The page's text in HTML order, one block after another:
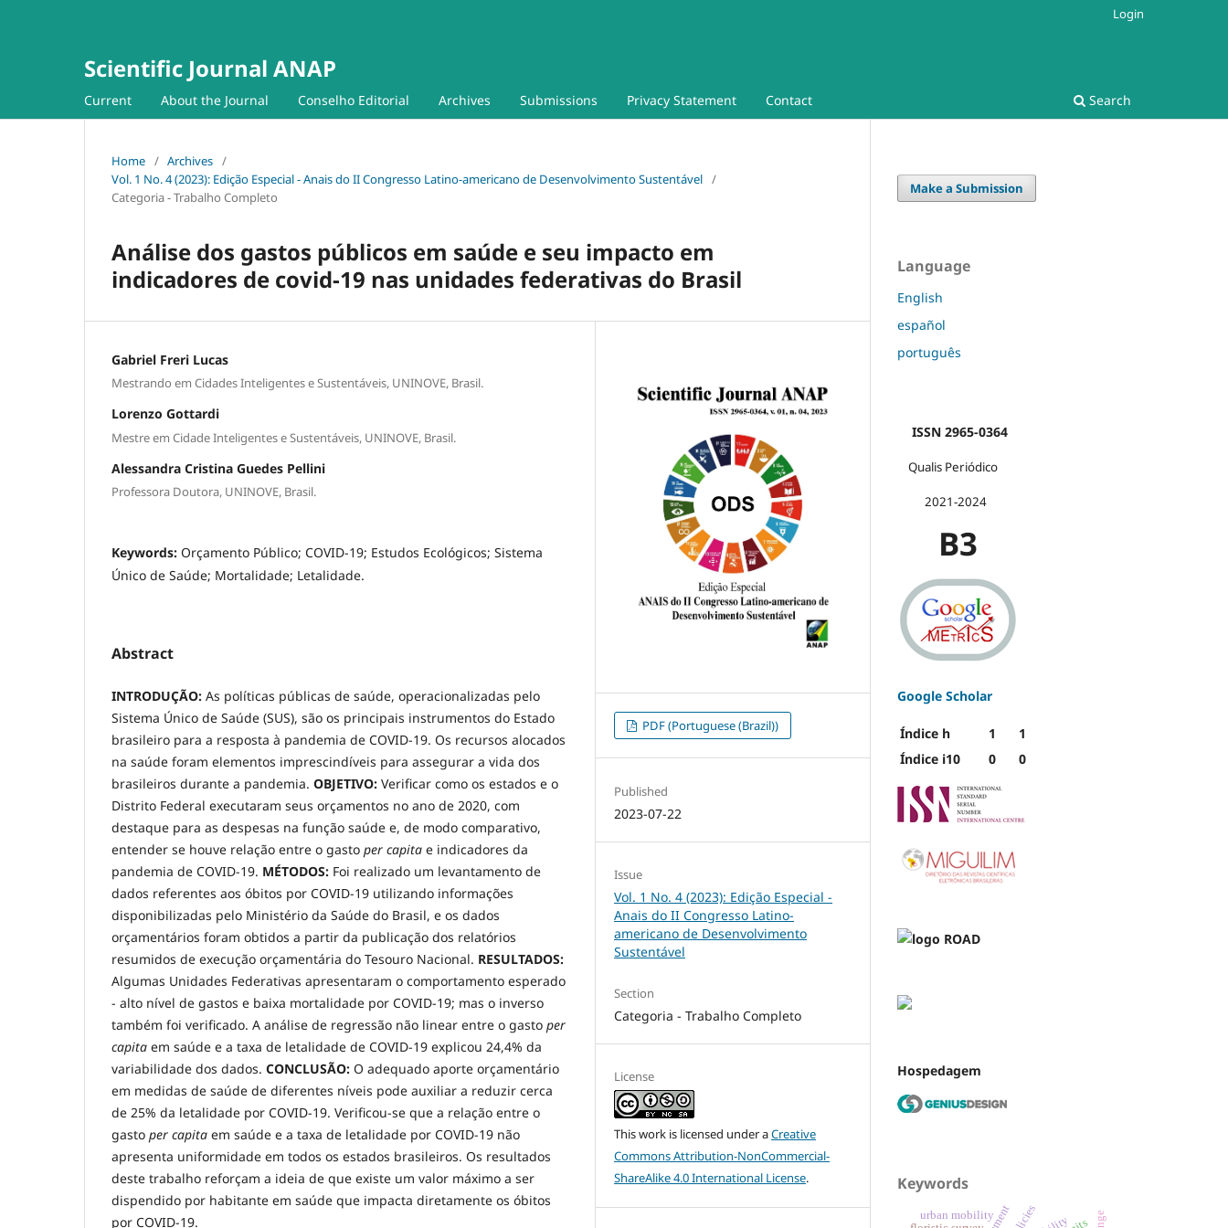
Scientific Journal ANAP
Current About the Journal Conselho Editorial Archives Submissions Privacy Statement Contact Search
Login
Home / Archives /
Vol. 1 No. 4 (2023): Edição Especial - Anais do II Congresso Latino-americano de Desenvolvimento Sustentável /
Categoria - Trabalho Completo
Análise dos gastos públicos em saúde e seu impacto em
indicadores de covid-19 nas unidades federativas do Brasil
Gabriel Freri Lucas
Mestrando em Cidades Inteligentes e Sustentáveis, UNINOVE, Brasil.
Lorenzo Gottardi
Mestre em Cidade Inteligentes e Sustentáveis, UNINOVE, Brasil.
Alessandra Cristina Guedes Pellini
Professora Doutora, UNINOVE, Brasil.
Keywords: Orçamento Público; COVID-19; Estudos Ecológicos; Sistema
Único de Saúde; Mortalidade; Letalidade.
Abstract
INTRODUÇÃO: As políticas públicas de saúde, operacionalizadas pelo
Sistema Único de Saúde (SUS), são os principais instrumentos do Estado
brasileiro para a resposta à pandemia de COVID-19. Os recursos alocados
na saúde foram elementos imprescindíveis para assegurar a vida dos
brasileiros durante a pandemia. OBJETIVO: Verificar como os estados e o
Distrito Federal executaram seus orçamentos no ano de 2020, com
destaque para as despesas na função saúde e, de modo comparativo,
entender se houve relação entre o gasto per capita e indicadores da
pandemia de COVID-19. MÉTODOS: Foi realizado um levantamento de
dados referentes aos óbitos por COVID-19 utilizando informações
disponibilizadas pelo Ministério da Saúde do Brasil, e os dados
orçamentários foram obtidos a partir da publicação dos relatórios
resumidos de execução orçamentária do Tesouro Nacional. RESULTADOS:
Algumas Unidades Federativas apresentaram o comportamento esperado
- alto nível de gastos e baixa mortalidade por COVID-19; mas o inverso
também foi verificado. A análise de regressão não linear entre o gasto per
capita em saúde e a taxa de letalidade de COVID-19 explicou 24,4% da
variabilidade dos dados. CONCLUSÃO: O adequado aporte orçamentário
em medidas de saúde de diferentes níveis pode auxiliar a reduzir cerca
de 25% da letalidade por COVID-19. Verificou-se que a relação entre o
gasto per capita em saúde e a taxa de letalidade por COVID-19 não
apresenta uniformidade em todos os estados brasileiros. Os resultados
deste trabalho reforçam a ideia de que existe um valor máximo a ser
dispendido por habitante em saúde que impacta diretamente os óbitos
por COVID-19.
PDF (Portuguese (Brazil))
Published
2023-07-22
Issue
Vol. 1 No. 4 (2023): Edição Especial -
Anais do II Congresso Latino-
americano de Desenvolvimento
Sustentável
Section
Categoria - Trabalho Completo
License
This work is licensed under aCreative
Commons Attribution-NonCommercial-
ShareAlike 4.0 International License.
Make a Submission
Language
English
español
português
ISSN 2965-0364
Qualis Periódico
2021-2024
B3
Google Scholar
Índice h 1
1
Índice i10
0 0
Hospedagem
Keywords
urban mobility